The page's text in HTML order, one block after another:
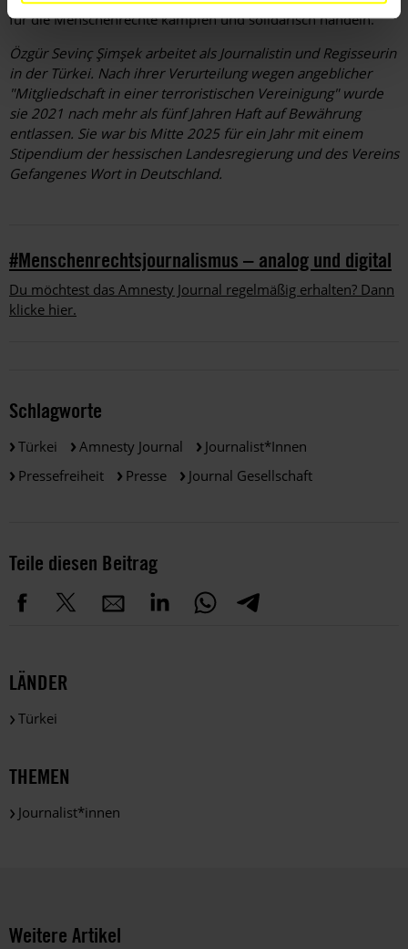
für die Menschenrechte kämpfen und solidarisch handeln.
Özgür Sevinç Şimşek arbeitet als Journalistin und Regisseurin
in der Türkei. Nach ihrer Verurteilung wegen angeblicher
"Mitgliedschaft in einer terroristischen Vereinigung" wurde
sie 2021 nach mehr als fünf Jahren Haft auf Bewährung
entlassen. Sie war bis Mitte 2025 für ein Jahr mit einem
Stipendium der hessischen Landesregierung und des Vereins
Gefangenes Wort in Deutschland.
#Menschenrechtsjournalismus – analog und digital
Du möchtest das Amnesty Journal regelmäßig erhalten? Dann
klicke hier.
Schlagworte
Türkei Amnesty Journal
Journalist*innen
Pressefreiheit
Presse Journal Gesellschaft
Teile diesen Beitrag
LÄNDER
Türkei
THEMEN
Journalist*innen
Weitere Artikel